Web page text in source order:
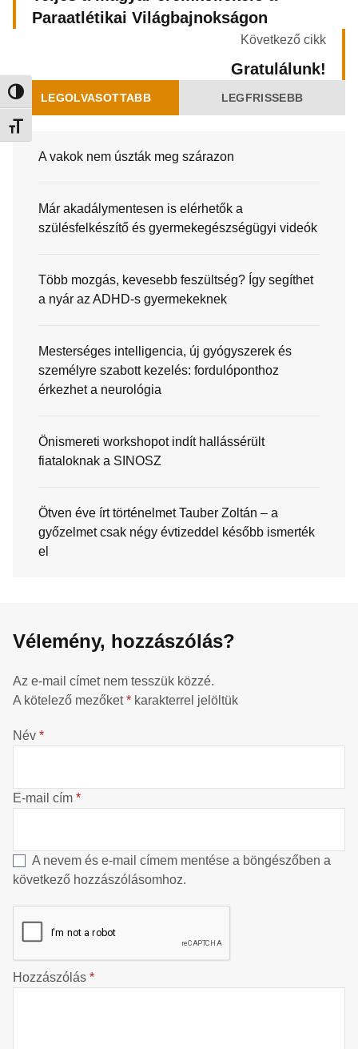
Nagy kontraszt váltása
Betűméret váltása
Paraatlétikai Világbajnokságon
Következő cikk
Gratulálunk!
LEGOLVASOTTABB LEGFRISSEBB
A vakok nem úszták meg szárazon
Már akadálymentesen is elérhetők a
szülésfelkészítő és gyermekegészségügyi videók
Több mozgás, kevesebb feszültség? Így segíthet
a nyár az ADHD-s gyermekeknek
Mesterséges intelligencia, új gyógyszerek és
személyre szabott kezelés: fordulóponthoz
érkezhet a neurológia
Önismereti workshopot indít hallássérült
fiataloknak a SINOSZ
Ötven éve írt történelmet Tauber Zoltán – a
győzelmet csak négy évtizeddel később ismerték
el
Vélemény, hozzászólás?
Az e-mail címet nem tesszük közzé.
A kötelező mezőket* karakterrel jelöltük
Név *
E-mail cím *
A nevem és e-mail címem mentése a böngészőben a
következő hozzászólásomhoz.
Hozzászólás *